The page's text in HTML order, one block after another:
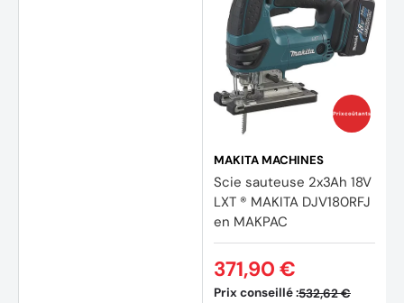
Prix coûtants
MAKITA MACHINES
Scie sauteuse 2x3Ah 18V
LXT ® MAKITA DJV180RFJ
en MAKPAC
Prix conseillé :532,62 €
371,90 €